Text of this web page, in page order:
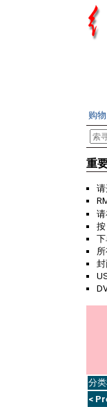
购物
重
按
分类
<